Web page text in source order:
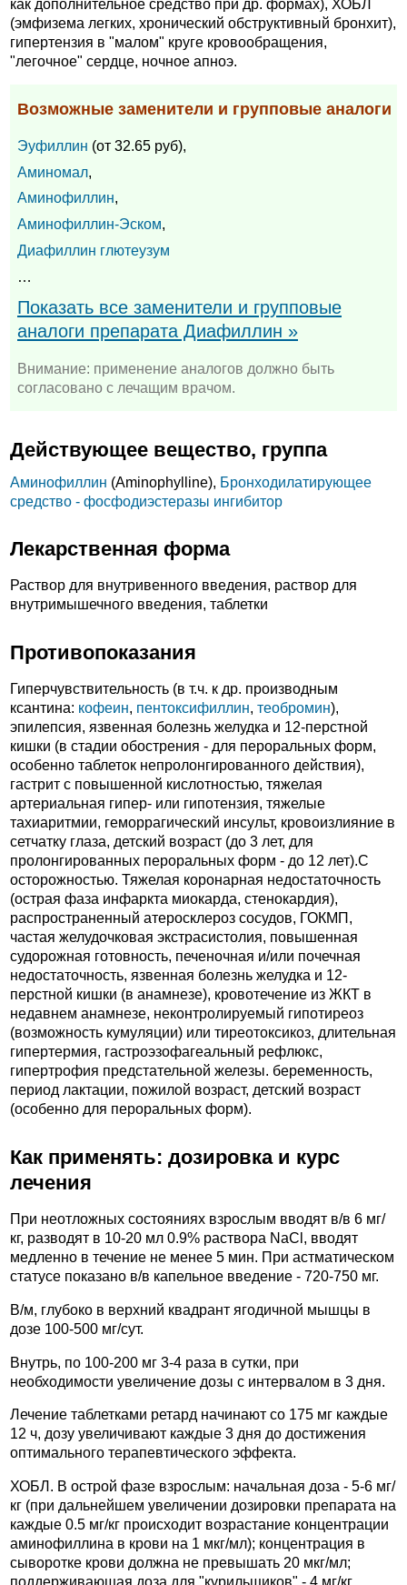
как дополнительное средство при др. формах), ХОБЛ
(эмфизема легких, хронический обструктивный бронхит),
гипертензия в "малом" круге кровообращения,
"легочное" сердце, ночное апноэ.
Возможные заменители и групповые аналоги
Эуфиллин (от 32.65 руб),
Аминомал,
Аминофиллин,
Аминофиллин-Эском,
Диафиллин глютеузум
…
Показать все заменители и групповые
аналоги препарата Диафиллин »
Внимание: применение аналогов должно быть
согласовано с лечащим врачом.
Действующее вещество, группа
Аминофиллин (Aminophylline), Бронходилатирующее
средство - фосфодиэстеразы ингибитор
Лекарственная форма
Раствор для внутривенного введения, раствор для
внутримышечного введения, таблетки
Противопоказания
Гиперчувствительность (в т.ч. к др. производным
ксантина: кофеин, пентоксифиллин, теобромин),
эпилепсия, язвенная болезнь желудка и 12-перстной
кишки (в стадии обострения - для пероральных форм,
особенно таблеток непролонгированного действия),
гастрит с повышенной кислотностью, тяжелая
артериальная гипер- или гипотензия, тяжелые
тахиаритмии, геморрагический инсульт, кровоизлияние в
сетчатку глаза, детский возраст (до 3 лет, для
пролонгированных пероральных форм - до 12 лет).C
осторожностью. Тяжелая коронарная недостаточность
(острая фаза инфаркта миокарда, стенокардия),
распространенный атеросклероз сосудов, ГОКМП,
частая желудочковая экстрасистолия, повышенная
судорожная готовность, печеночная и/или почечная
недостаточность, язвенная болезнь желудка и 12-
перстной кишки (в анамнезе), кровотечение из ЖКТ в
недавнем анамнезе, неконтролируемый гипотиреоз
(возможность кумуляции) или тиреотоксикоз, длительная
гипертермия, гастроэзофагеальный рефлюкс,
гипертрофия предстательной железы. беременность,
период лактации, пожилой возраст, детский возраст
(особенно для пероральных форм).
Как применять: дозировка и курс
лечения
При неотложных состояниях взрослым вводят в/в 6 мг/
кг, разводят в 10-20 мл 0.9% раствора NaCl, вводят
медленно в течение не менее 5 мин. При астматическом
статусе показано в/в капельное введение - 720-750 мг.
В/м, глубоко в верхний квадрант ягодичной мышцы в
дозе 100-500 мг/сут.
Внутрь, по 100-200 мг 3-4 раза в сутки, при
необходимости увеличение дозы с интервалом в 3 дня.
Лечение таблетками ретард начинают со 175 мг каждые
12 ч, дозу увеличивают каждые 3 дня до достижения
оптимального терапевтического эффекта.
ХОБЛ. В острой фазе взрослым: начальная доза - 5-6 мг/
кг (при дальнейшем увеличении дозировки препарата на
каждые 0.5 мг/кг происходит возрастание концентрации
аминофиллина в крови на 1 мкг/мл); концентрация в
сыворотке крови должна не превышать 20 мкг/мл;
поддерживающая доза для "курильщиков" - 4 мг/кг